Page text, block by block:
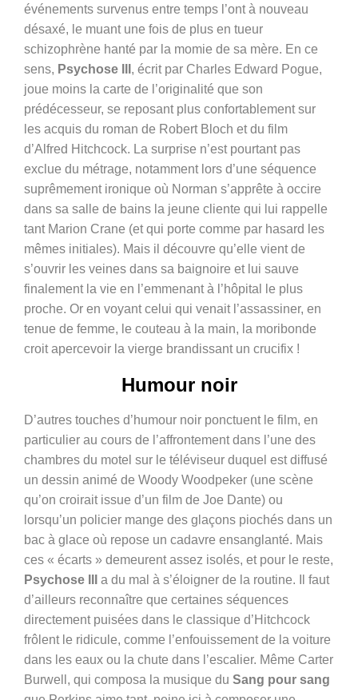
événements survenus entre temps l’ont à nouveau
désaxé, le muant une fois de plus en tueur
schizophrène hanté par la momie de sa mère. En ce
sens, Psychose III , écrit par Charles Edward Pogue,
joue moins la carte de l’originalité que son
prédécesseur, se reposant plus confortablement sur
les acquis du roman de Robert Bloch et du film
d’Alfred Hitchcock. La surprise n’est pourtant pas
exclue du métrage, notamment lors d’une séquence
suprêmement ironique où Norman s’apprête à occire
dans sa salle de bains la jeune cliente qui lui rappelle
tant Marion Crane (et qui porte comme par hasard les
mêmes initiales). Mais il découvre qu’elle vient de
s’ouvrir les veines dans sa baignoire et lui sauve
finalement la vie en l’emmenant à l’hôpital le plus
proche. Or en voyant celui qui venait l’assassiner, en
tenue de femme, le couteau à la main, la moribonde
croit apercevoir la vierge brandissant un crucifix !
Humour noir
D’autres touches d’humour noir ponctuent le film, en
particulier au cours de l’affrontement dans l’une des
chambres du motel sur le téléviseur duquel est diffusé
un dessin animé de Woody Woodpeker (une scène
qu’on croirait issue d’un film de Joe Dante) ou
lorsqu’un policier mange des glaçons piochés dans un
bac à glace où repose un cadavre ensanglanté. Mais
ces « écarts » demeurent assez isolés, et pour le reste,
Psychose III
a du mal à s’éloigner de la routine. Il faut
d’ailleurs reconnaître que certaines séquences
directement puisées dans le classique d’Hitchcock
frôlent le ridicule, comme l’enfouissement de la voiture
dans les eaux ou la chute dans l’escalier. Même Carter
Burwell, qui composa la musique du Sang pour sang